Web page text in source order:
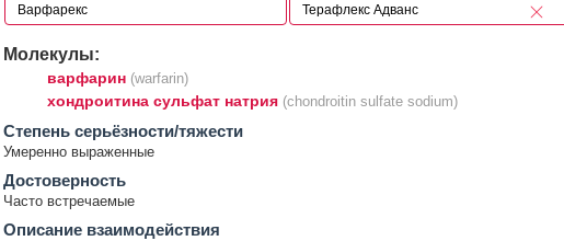
Молекулы:
варфарин (warfarin)
хондроитина сульфат натрия (chondroitin sulfate sodium)
Cтепень серьёзности/тяжести
Умеренно выраженные
Достоверность
Часто встречаемые
Описание взаимодействия